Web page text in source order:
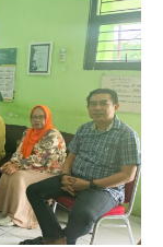
berhasil
uploud
revisi
dokumen
usulan